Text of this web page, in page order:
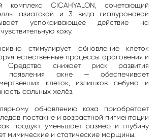
комплекс CICAHYALON, сочетающий
азиатской и 3 вида гиалуроновой
успокаивающее действие на
кожу.
стимулирует обновление клеток
естественные процессы ороговения и
Средство снижает риск развития
появления акне — обеспечивает
клеток, излишков себума и
сальных желёз.
обновлению кожа приобретает
постакне и возрастной пигментации
продукт уменьшает размер и глубину
мимические и статические морщины.